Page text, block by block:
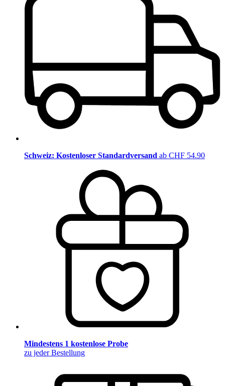
Schweiz: Kostenloser Standardversand ab CHF 54.90
Mindestens 1 kostenlose Probe
zu jeder Bestellung